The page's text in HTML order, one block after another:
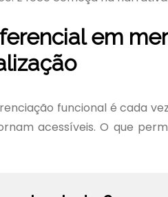
em
funcional é cada
acessíveis. O que